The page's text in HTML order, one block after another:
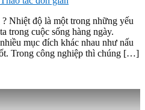
Nhiệt độ là một trong những yếu
trong cuộc sống hàng ngày.
mục đích khác nhau như nấu
Trong công nghiệp thì chúng […]